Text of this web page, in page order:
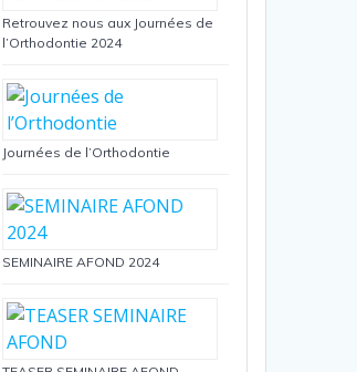
Retrouvez nous aux Journées de
l’Orthodontie 2024
Journées de l’Orthodontie
SEMINAIRE AFOND 2024